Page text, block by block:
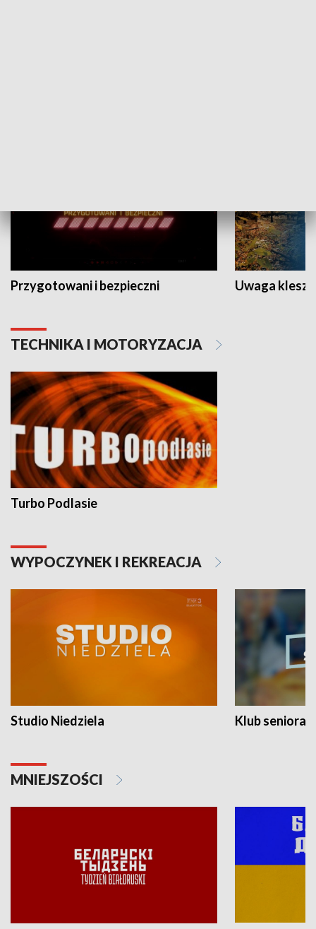
Przygotowani i bezpieczni Uwaga
TECHNIKA I MOTORYZACJA
Turbo Podlasie
WYPOCZYNEK I REKREACJA
Studio Niedziela Klub seniora
MNIEJSZOŚCI